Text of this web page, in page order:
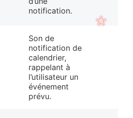
notification.
Son de
notification de
calendrier,
rappelant à
l’utilisateur un
événement
prévu.